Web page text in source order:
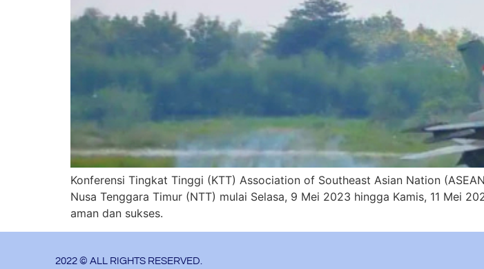
Konferensi Tingkat Tinggi (KTT) Association of Southeast Asian Nation
Nusa Tenggara Timur (NTT) mulai Selasa, 9 Mei 2023 hingga Kamis, 11 Mei
aman dan sukses.
2022 © ALL RIGHTS RESERVED.